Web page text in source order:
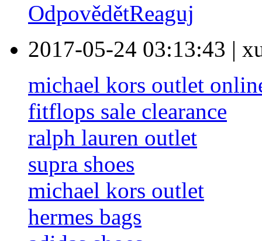
OdpovědětReaguj
2017-05-24 03:13:43 |
michael kors outlet
fitflops sale clearance
ralph lauren outlet
supra shoes
michael kors outlet
hermes bags